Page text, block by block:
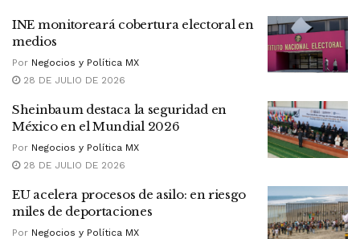
INE monitoreará cobertura electoral en
medios
Por Negocios y Política MX
28 DE JULIO DE 2026
Sheinbaum destaca la seguridad en
México en el Mundial 2026
Por Negocios y Política MX
28 DE JULIO DE 2026
EU acelera procesos de asilo: en riesgo
miles de deportaciones
Por Negocios y Política MX